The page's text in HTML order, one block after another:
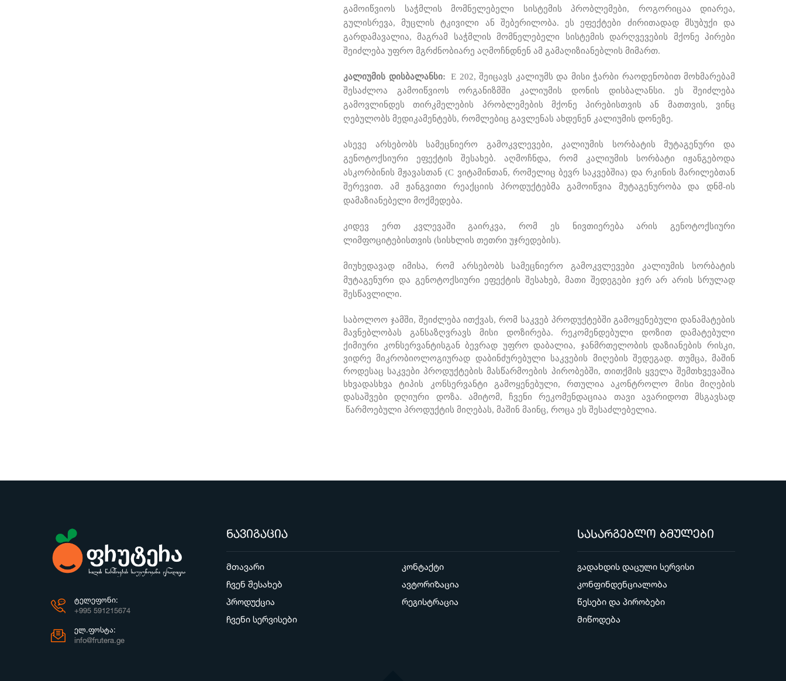
გამოიწვიოს საჭმლის მომნელებელი სისტემის პრობლემები, როგორიცაა დიარეა,
გულისრევა, მუცლის ტკივილი ან შებერილობა. ეს ეფექტები ძირითადად მსუბუქი და
გარდამავალია, მაგრამ საჭმლის მომნელებელი სისტემის დარღვევების მქონე პირები
შეიძლება უფრო მგრძნობიარე აღმოჩნდნენ ამ გამაღიზიანებლის მიმართ.
კალიუმის დისბალანსი: E 202, შეიცავს კალიუმს და მისი ჭარბი რაოდენობით მოხმარებამ
შესაძლოა გამოიწვიოს ორგანიზმში კალიუმის დონის დისბალანსი. ეს შეიძლება
გამოვლინდეს თირკმელების პრობლემების მქონე პირებისთვის ან მათთვის, ვინც
ღებულობს მედიკამენტებს, რომლებიც გავლენას ახდენენ კალიუმის დონეზე.
ასევე არსებობს სამეცნიერო გამოკვლევები, კალიუმის სორბატის მუტაგენური და
გენოტოქსიური ეფექტის შესახებ. აღმოჩნდა, რომ კალიუმის სორბატი იჟანგებოდა
ასკორბინის მჟავასთან (C ვიტამინთან, რომელიც ბევრ საკვებშია) და რკინის მარილებთან
შერევით. ამ ჟანგვითი რეაქციის პროდუქტებმა გამოიწვია მუტაგენურობა და დნმ-ის
დამაზიანებელი მოქმედება.
კიდევ ერთ კვლევაში გაირკვა, რომ ეს ნივთიერება არის გენოტოქსიური
ლიმფოციტებისთვის (სისხლის თეთრი უჯრედების).
მიუხედავად იმისა, რომ არსებობს სამეცნიერო გამოკვლევები კალიუმის სორბატის
მუტაგენური და გენოტოქსიური ეფექტის შესახებ, მათი შედეგები ჯერ არ არის სრულად
შესწავლილი.
საბოლოო ჯამში, შეიძლება ითქვას, რომ საკვებ პროდუქტებში გამოყენებული დანამატების
მავნებლობას განსაზღვრავს მისი დოზირება. რეკომენდებული დოზით დამატებული
ქიმიური კონსერვანტისგან ბევრად უფრო დაბალია, ჯანმრთელობის დაზიანების რისკი,
ვიდრე მიკრობიოლოგიურად დაბინძურებული საკვების მიღების შედეგად. თუმცა, მაშინ
როდესაც საკვები პროდუქტების მასწარმოების პირობებში, თითქმის ყველა შემთხვევაშია
სხვადასხვა ტიპის კონსერვანტი გამოყენებული, რთულია აკონტროლო მისი მიღების
დასაშვები დღიური დოზა. ამიტომ, ჩვენი რეკომენდაციაა თავი ავარიდოთ მსგავსად
წარმოებული პროდუქტის მიღებას, მაშინ მაინც, როცა ეს შესაძლებელია.
ᲢᲔᲚᲔᲤᲝᲜᲘ:
+995 591215674
ᲔᲚ.ᲤᲝᲡᲢᲐ:
info@frutera.ge
ნავიგაცია
მთავარი
ჩვენ შესახებ
პროდუქცია
ჩვენი სერვისები
კონტაქტი
ავტორიზაცია
რეგისტრაცია
სასარგებლო ბმულები
გადახდის დაცული სერვისი
კონფინდენციალობა
წესები და პირობები
მიწოდება